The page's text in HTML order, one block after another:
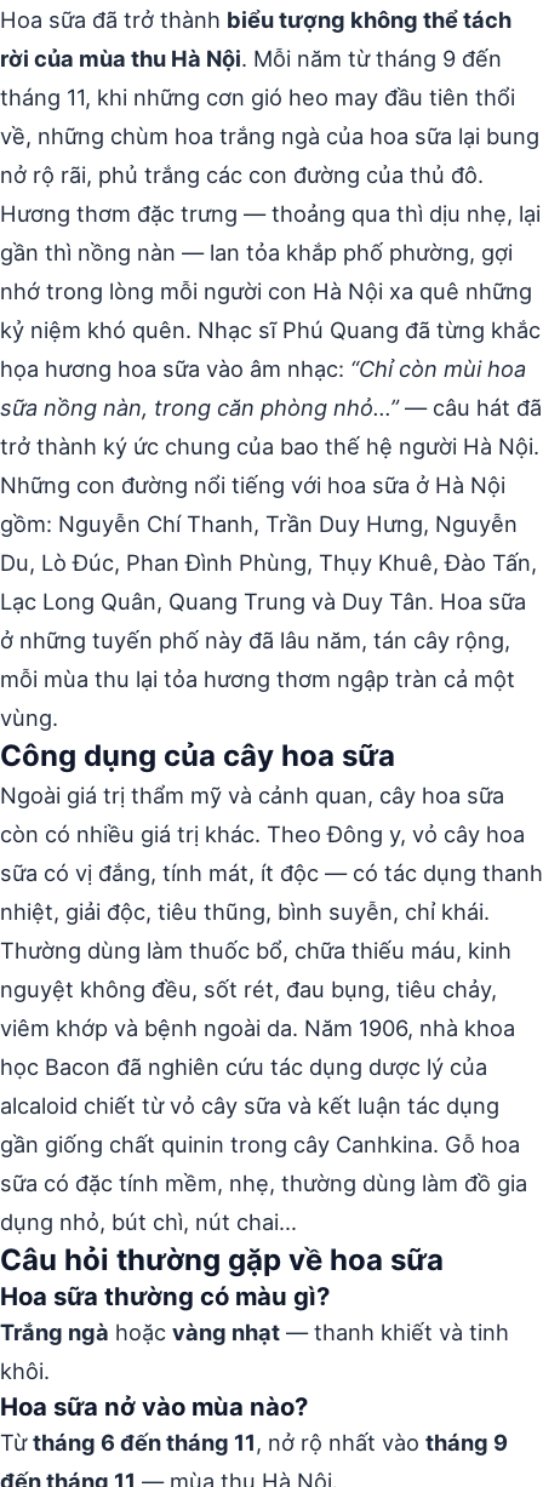
Hoa sữa đã trở thành biểu tượng không thể tách
rời của mùa thu Hà Nội. Mỗi năm từ tháng 9 đến
tháng 11, khi những cơn gió heo may đầu tiên thổi
về, những chùm hoa trắng ngà của hoa sữa lại bung
nở rộ rãi, phủ trắng các con đường của thủ đô.
Hương thơm đặc trưng — thoảng qua thì dịu nhẹ, lại
gần thì nồng nàn — lan tỏa khắp phố phường, gợi
nhớ trong lòng mỗi người con Hà Nội xa quê những
kỷ niệm khó quên. Nhạc sĩ Phú Quang đã từng khắc
họa hương hoa sữa vào âm nhạc: “Chỉ còn mùi hoa
sữa nồng nàn, trong căn phòng nhỏ…”— câu hát đã
trở thành ký ức chung của bao thế hệ người Hà Nội.
Những con đường nổi tiếng với hoa sữa ở Hà Nội
gồm: Nguyễn Chí Thanh, Trần Duy Hưng, Nguyễn
Du, Lò Đúc, Phan Đình Phùng, Thụy Khuê, Đào Tấn,
Lạc Long Quân, Quang Trung và Duy Tân. Hoa sữa
ở những tuyến phố này đã lâu năm, tán cây rộng,
mỗi mùa thu lại tỏa hương thơm ngập tràn cả một
vùng.
Công dụng của cây hoa sữa
Ngoài giá trị thẩm mỹ và cảnh quan, cây hoa sữa
còn có nhiều giá trị khác. Theo Đông y, vỏ cây hoa
sữa có vị đắng, tính mát, ít độc — có tác dụng thanh
nhiệt, giải độc, tiêu thũng, bình suyễn, chỉ khái.
Thường dùng làm thuốc bổ, chữa thiếu máu, kinh
nguyệt không đều, sốt rét, đau bụng, tiêu chảy,
viêm khớp và bệnh ngoài da. Năm 1906, nhà khoa
học Bacon đã nghiên cứu tác dụng dược lý của
alcaloid chiết từ vỏ cây sữa và kết luận tác dụng
gần giống chất quinin trong cây Canhkina. Gỗ hoa
sữa có đặc tính mềm, nhẹ, thường dùng làm đồ gia
dụng nhỏ, bút chì, nút chai…
Câu hỏi thường gặp về hoa sữa
Hoa sữa thường có màu gì?
Trắng ngà hoặc vàng nhạt — thanh khiết và tinh
khôi.
Hoa sữa nở vào mùa nào?
Từtháng 6 đến tháng 11, nở rộ nhất vào tháng 9
đến tháng 11 — mùa thu Hà Nội.